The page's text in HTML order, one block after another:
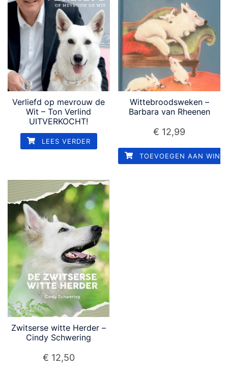
Verliefd op mevrouw de
Wit – Ton Verlind
UITVERKOCHT!
LEES VERDER
Wittebroodsweken –
Barbara van Rheenen
€ 12,99
TOEVOEGEN AAN
Zwitserse witte Herder –
Cindy Schwering
€ 12,50